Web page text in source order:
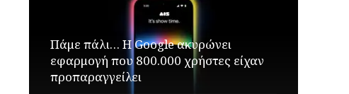
Πάμε πάλι… Η Google ακυρώνει
εφαρμογή που 800.000 χρήστες είχαν
προπαραγγείλει